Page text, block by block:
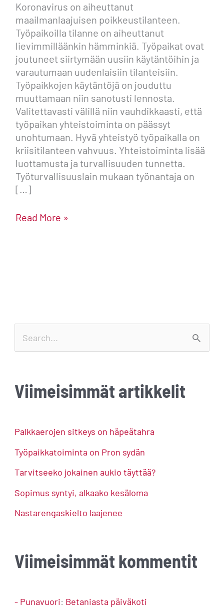
Koronavirus on aiheuttanut
maailmanlaajuisen poikkeustilanteen.
Työpaikoilla tilanne on aiheuttanut
lievimmilläänkin hämminkiä. Työpaikat ovat
joutuneet siirtymään uusiin käytäntöihin ja
varautumaan uudenlaisiin tilanteisiin.
Työpaikkojen käytäntöjä on jouduttu
muuttamaan niin sanotusti lennosta.
Valitettavasti välillä niin vauhdikkaasti, että
työpaikan yhteistoiminta on päässyt
unohtumaan. Hyvä yhteistyö työpaikalla on
kriisitilanteen vahvuus. Yhteistoiminta lisää
luottamusta ja turvallisuuden tunnetta.
Työturvallisuuslain mukaan työnantaja on
[…]
Read More »
r
h
f
o
Viimeisimmät artikkelit
Palkkaerojen sitkeys on häpeätahra
Työpaikkatoiminta on Pron sydän
Tarvitseeko jokainen aukio täyttää?
Sopimus syntyi, alkaako kesäloma
Nastarengaskielto laajenee
Viimeisimmät kommentit
- Punavuori: Betaniasta päiväkoti